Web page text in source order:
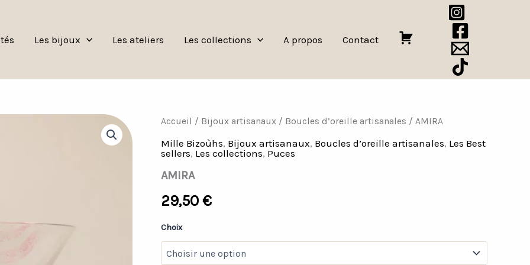
Les bijoux Les ateliers Les collections A propos Contact
P
n
Accueil / Bijoux artisanaux / Boucles d’oreille artisanales / AMIRA
Mille Bizoùhs, Bijoux artisanaux, Boucles d’oreille artisanales, Les Best
sellers, Les collections, Puces
AMIRA
29,50 €
Choix
quantité
AMIRA